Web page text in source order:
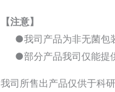
【注意】
●我司产品为非无菌包
●部分产品我司仅能提
我司所售出产品仅供于科